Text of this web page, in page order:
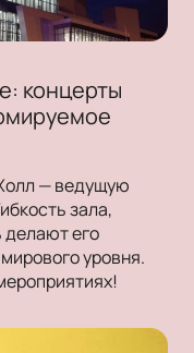
концерты
— ведущую
зала,
делают его
уровня.